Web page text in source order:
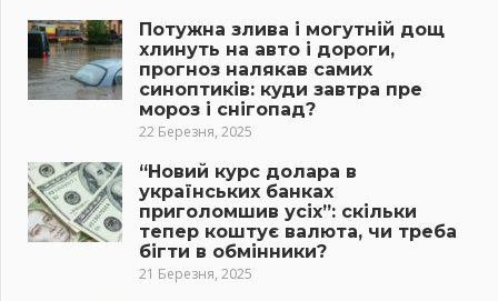
Потужна злива і могутній дощ
хлинуть на авто і дороги,
прогноз налякав самих
синоптиків: куди завтра пре
мороз і снігопад?
22 Березня, 2025
“Новий курс долара в
українських банках
приголомшив усіх”: скільки
тепер коштує валюта, чи треба
бігти в обмінники?
21 Березня, 2025